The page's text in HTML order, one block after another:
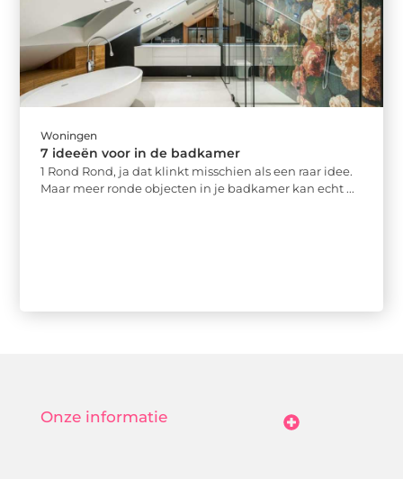
Woningen
7 ideeën voor in de badkamer
1 Rond Rond, ja dat klinkt misschien als een raar idee.
Maar meer ronde objecten in je badkamer kan echt ...
Onze informatie